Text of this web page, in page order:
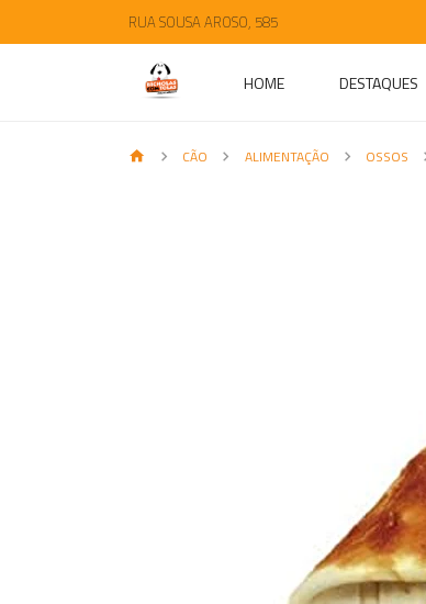
RUA SOUSA AROSO, 585
HOME DESTAQUES
CÃO ALIMENTAÇÃO OSSOS